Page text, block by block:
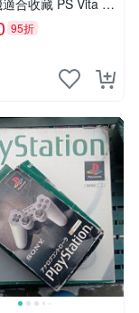
合收藏 PS Vita 新
遊戲機 直營店優選
95折